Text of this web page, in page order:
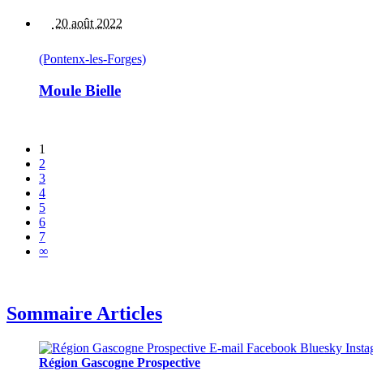
20 août 2022
(Pontenx-les-Forges)
Moule Bielle
1
2
3
4
5
6
7
∞
Sommaire Articles
Région Gascogne Prospective